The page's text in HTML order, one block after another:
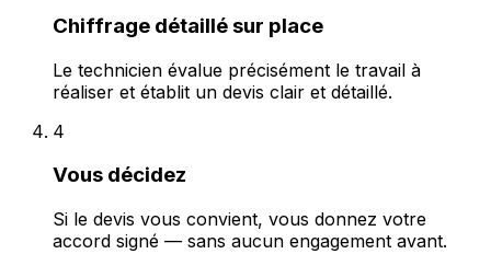
Chiffrage détaillé sur place
Le technicien évalue précisément le travail à
réaliser et établit un devis clair et détaillé.
4
Vous décidez
Si le devis vous convient, vous donnez votre
accord signé — sans aucun engagement avant.